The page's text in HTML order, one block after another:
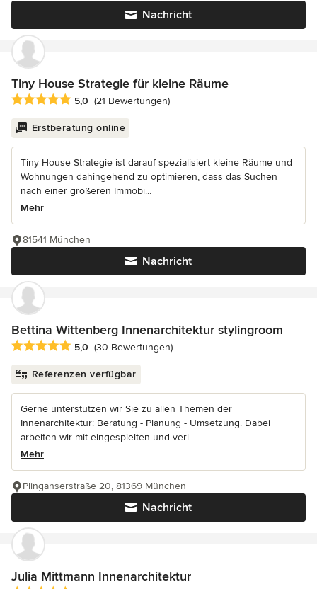
Nachricht
Tiny House Strategie für kleine Räume
Durchschnittliche Bewertung: 5 von 5 Sternen
5,0 (21 Bewertungen)
Erstberatung online
Tiny House Strategie ist darauf spezialisiert kleine Räume und
Wohnungen dahingehend zu optimieren, dass das Suchen
nach einer größeren Immobi...
Mehr
Nachricht
81541 München
Bettina Wittenberg Innenarchitektur stylingroom
Durchschnittliche Bewertung: 5 von 5 Sternen
5,0 (30 Bewertungen)
Referenzen verfügbar
Gerne unterstützen wir Sie zu allen Themen der
Innenarchitektur: Beratung - Planung - Umsetzung. Dabei
arbeiten wir mit eingespielten und verl...
Mehr
Nachricht
Plinganserstraße 20, 81369 München
Julia Mittmann Innenarchitektur